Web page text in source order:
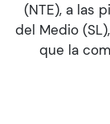
(NTE), a las
del Medio
que la